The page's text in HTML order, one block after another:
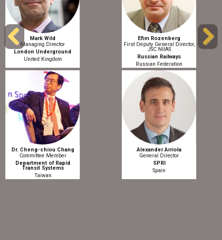
Mark Wild
Managing Director
London Underground
United Kingdom
Dr. Cheng-chiou Chang
Committee Member
Department of Rapid
Transit Systems
Taiwan
Efim Rozenberg
First Deputy General Director,
JSC NIIAS
Russian Railways
Russian Federation
Alexander Arriola
General Director
SPRI
Spain
Previous